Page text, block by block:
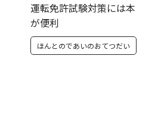
運転免許試験対策には本
が便利
ほんとのであいのおてつだい